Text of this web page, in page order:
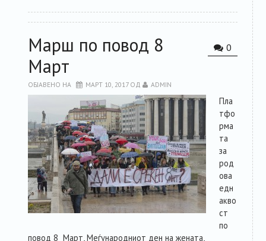
0
Марш по повод 8
Март
ОБЈАВЕНО НА МАРТ 10, 2017ОД ADMIN
Пла
тфо
рма
та
за
род
ова
едн
акво
ст
по
повод 8 Март, Меѓународниот ден на жената,